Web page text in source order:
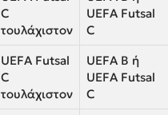
C
τουλάχιστον
UEFA Futsal
C
UEFA Futsal
C
τουλάχιστον
UEFA B ή
UEFA Futsal
C